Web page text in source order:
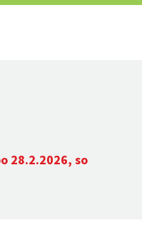
28.2.2026, so